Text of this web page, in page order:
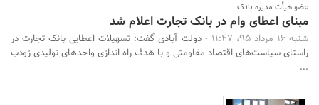
عضو هیأت مدیره بانک:
مبنای اعطای وام در بانک تجارت اعلام شد
شنبه 16 مرداد 95، 11:47 -
دولت آبادی گفت: تسهیلات اعطایی بانک تجارت در
راستای سیاست‌های اقتصاد مقاومتی و با هدف راه اندازی واحدهای تولیدی زودب
...